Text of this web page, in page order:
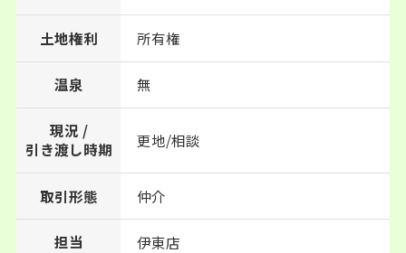
土地権利 所有権
温泉 無
現況 /
引き渡し時期
更地/相談
取引形態 仲介
担当 伊東店